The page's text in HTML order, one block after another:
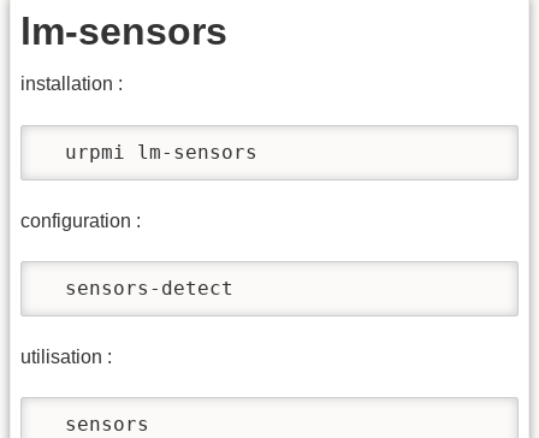
lm-sensors
installation :
  urpmi lm-sensors
configuration :
  sensors-detect
utilisation :
  sensors